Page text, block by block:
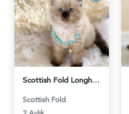
Scottish Fold Longhair Çikolata Erkek Yavrumuz - 6119
Scottish Fold